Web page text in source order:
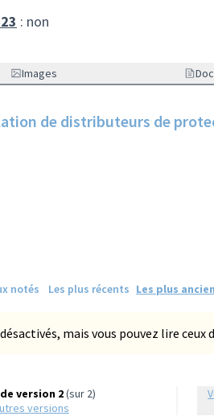
: non
Images
de distributeurs de
notés Les plus récents Les plus
mais vous pouvez lire ceux
version 2(sur 2)
versions
Vérifiez l'empreinte